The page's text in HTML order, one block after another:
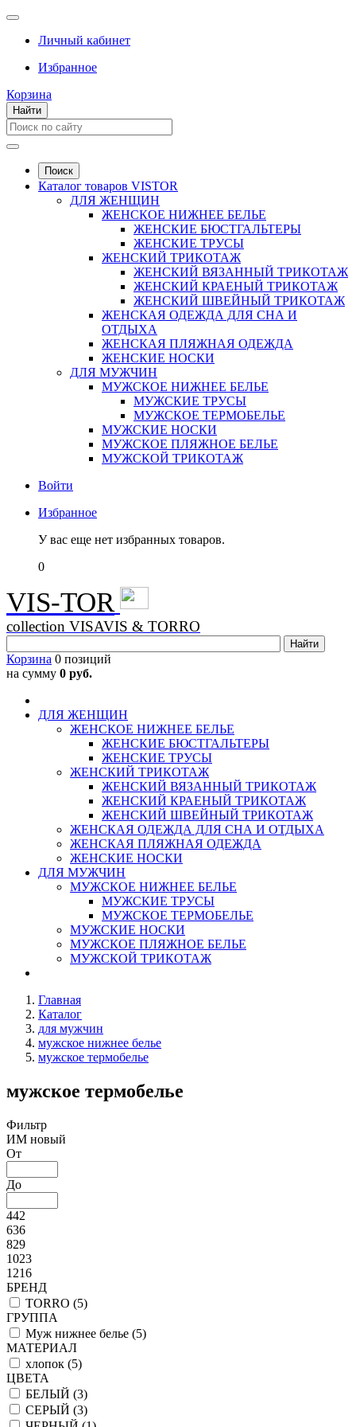
Личный кабинет
Избранное
Корзина
Найти
Поиск
Каталог товаров VISTOR
ДЛЯ ЖЕНЩИН
ЖЕНСКОЕ НИЖНЕЕ БЕЛЬЕ
ЖЕНСКИЕ БЮСТГАЛЬТЕРЫ
ЖЕНСКИЕ ТРУСЫ
ЖЕНСКИЙ ТРИКОТАЖ
ЖЕНСКИЙ ВЯЗАННЫЙ ТРИКОТАЖ
ЖЕНСКИЙ КРАЕНЫЙ ТРИКОТАЖ
ЖЕНСКИЙ ШВЕЙНЫЙ ТРИКОТАЖ
ЖЕНСКАЯ ОДЕЖДА ДЛЯ СНА И
ОТДЫХА
ЖЕНСКАЯ ПЛЯЖНАЯ ОДЕЖДА
ЖЕНСКИЕ НОСКИ
ДЛЯ МУЖЧИН
МУЖСКОЕ НИЖНЕЕ БЕЛЬЕ
МУЖСКИЕ ТРУСЫ
МУЖСКОЕ ТЕРМОБЕЛЬЕ
МУЖСКИЕ НОСКИ
МУЖСКОЕ ПЛЯЖНОЕ БЕЛЬЕ
МУЖСКОЙ ТРИКОТАЖ
Войти
Избранное
У вас еще нет избранных товаров.
0
VIS-TOR
collection VISAVIS & TORRO
Корзина 0 позиций
на сумму 0 руб.
ДЛЯ ЖЕНЩИН
ЖЕНСКОЕ НИЖНЕЕ БЕЛЬЕ
ЖЕНСКИЕ БЮСТГАЛЬТЕРЫ
ЖЕНСКИЕ ТРУСЫ
ЖЕНСКИЙ ТРИКОТАЖ
ЖЕНСКИЙ ВЯЗАННЫЙ ТРИКОТАЖ
ЖЕНСКИЙ КРАЕНЫЙ ТРИКОТАЖ
ЖЕНСКИЙ ШВЕЙНЫЙ ТРИКОТАЖ
ЖЕНСКАЯ ОДЕЖДА ДЛЯ СНА И ОТДЫХА
ЖЕНСКАЯ ПЛЯЖНАЯ ОДЕЖДА
ЖЕНСКИЕ НОСКИ
ДЛЯ МУЖЧИН
МУЖСКОЕ НИЖНЕЕ БЕЛЬЕ
МУЖСКИЕ ТРУСЫ
МУЖСКОЕ ТЕРМОБЕЛЬЕ
МУЖСКИЕ НОСКИ
МУЖСКОЕ ПЛЯЖНОЕ БЕЛЬЕ
МУЖСКОЙ ТРИКОТАЖ
Главная
Каталог
для мужчин
мужское нижнее белье
мужское термобелье
мужское термобелье
Фильтр
ИМ новый
От
До
442
636
829
1023
1216
БРЕНД
TORRO (5)
ГРУППА
Муж нижнее белье (5)
МАТЕРИАЛ
хлопок (5)
ЦВЕТА
БЕЛЫЙ (3)
СЕРЫЙ (3)